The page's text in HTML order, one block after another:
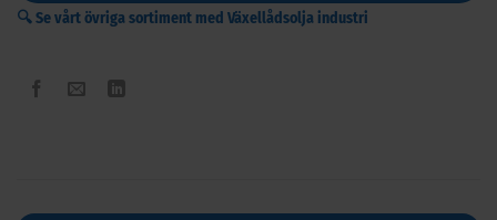
🔍 Se vårt övriga sortiment med Växellådsolja industri